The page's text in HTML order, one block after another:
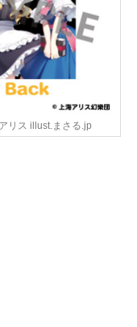
リス illust.まさる.jp